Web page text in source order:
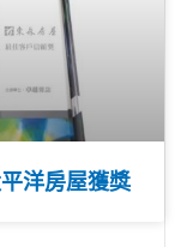
洋房屋獲獎